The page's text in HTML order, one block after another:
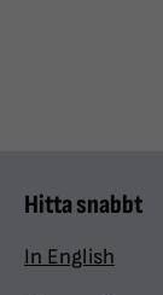
Hitta snabbt
In English